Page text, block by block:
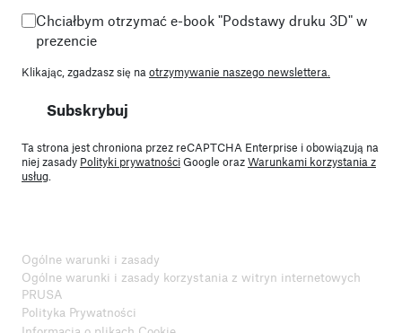
Chciałbym otrzymać e-book "Podstawy druku 3D" w
prezencie
Klikając, zgadzasz się na otrzymywanie naszego newslettera.
Subskrybuj
Ta strona jest chroniona przez reCAPTCHA Enterprise i obowiązują na
niej zasady Polityki prywatnościGoogle orazWarunkami korzystania z
usług
Ogólne warunki i zasady
Ogólne warunki i zasady korzystania z witryn internetowych
PRUSA
Polityka Prywatności